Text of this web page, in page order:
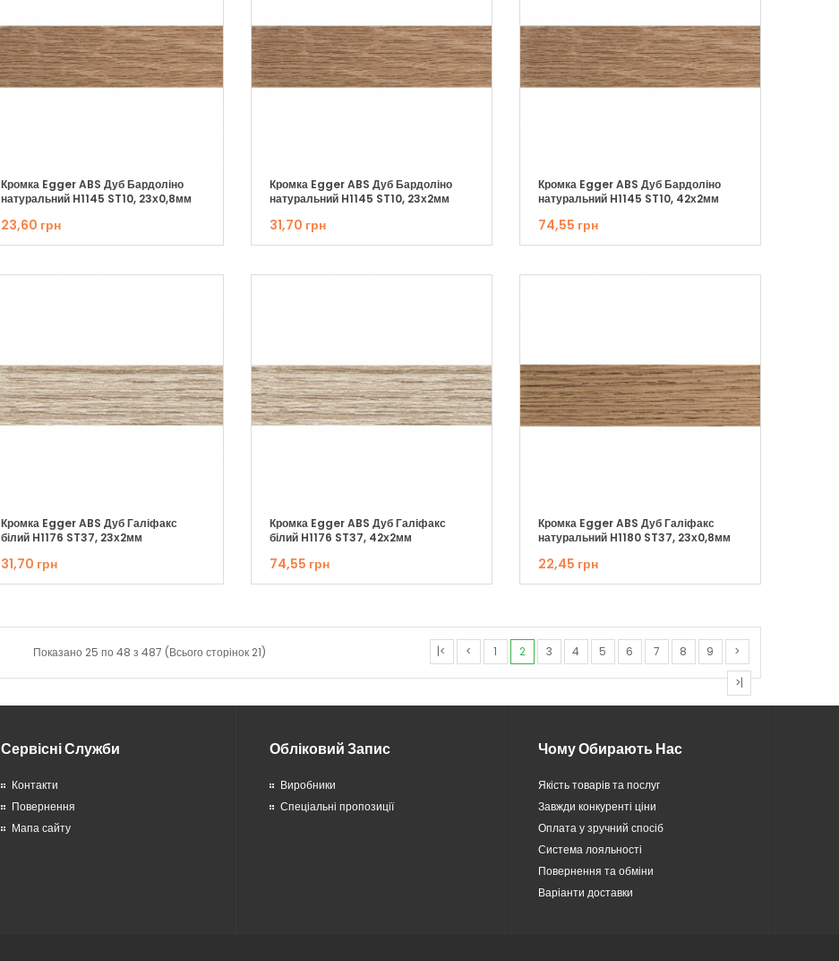
Кромка Egger ABS Дуб Бардоліно
натуральний H1145 ST10, 23х0,8мм
23,60 грн
Кромка Egger ABS Дуб Бардоліно
натуральний H1145 ST10, 23х2мм
31,70 грн
Кромка Egger ABS Дуб Бардоліно
натуральний H1145 ST10, 42х2мм
74,55 грн
Кромка Egger ABS Дуб Галіфакс
білий H1176 ST37, 23х2мм
31,70 грн
Кромка Egger ABS Дуб Галіфакс
білий H1176 ST37, 42х2мм
74,55 грн
Кромка Egger ABS Дуб Галіфакс
натуральний H1180 ST37, 23х0,8мм
22,45 грн
Показано 25 по 48 з 487 (Всього сторінок 21) |< < 1 2 3 4 5 6 7 8 9 >
>|
Сервісні Служби
Контакти
Повернення
Мапа сайту
Обліковий Запис
Виробники
Спеціальні пропозиції
Чому Обирають Нас
Якість товарів та послуг
Завжди конкуренті ціни
Оплата у зручний спосіб
Система лояльності
Повернення та обміни
Варіанти доставки